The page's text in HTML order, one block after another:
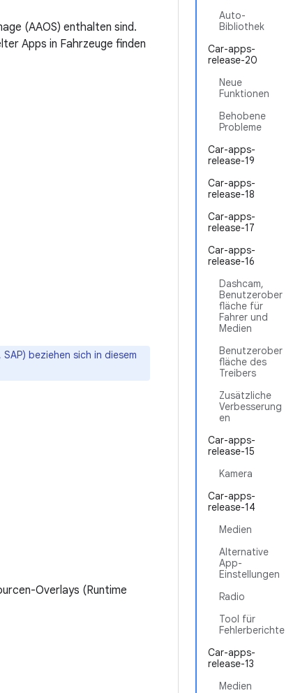
Auto-
Bibliothek
Car-apps-
release-20
Neue
Funktionen
Behobene
Probleme
Car-apps-
release-19
Car-apps-
release-18
Car-apps-
release-17
Car-apps-
release-16
Dashcam,
Benutzerober
fläche für
Fahrer und
Medien
Benutzerober
fläche des
Treibers
Zusätzliche
Verbesserung
en
Car-apps-
release-15
Kamera
Car-apps-
release-14
Medien
Alternative
App-
Einstellungen
Radio
Tool für
Fehlerberichte
Car-apps-
release-13
Medien
(AAOS) enthalten sind.
Apps in Fahrzeuge finden
beziehen sich in diesem
Overlays (Runtime